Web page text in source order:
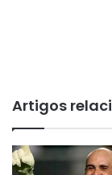
Artigos